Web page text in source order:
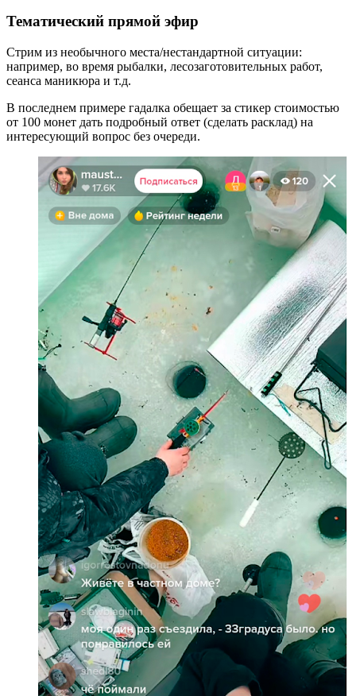
Тематический прямой эфир
Стрим из необычного места/нестандартной ситуации:
например, во время рыбалки, лесозаготовительных работ,
сеанса маникюра и т.д.
В последнем примере гадалка обещает за стикер стоимостью
от 100 монет дать подробный ответ (сделать расклад) на
интересующий вопрос без очереди.